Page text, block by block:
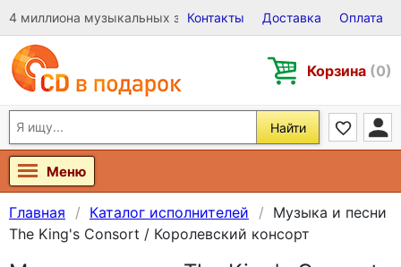
4 миллиона музыкальных записей на Виниле, CD и DVD
Контакты Доставка Оплата
Корзина (0)
Найти
Меню
Главная Каталог исполнителей
Музыка и песни
The King's Consort / Королевский консорт